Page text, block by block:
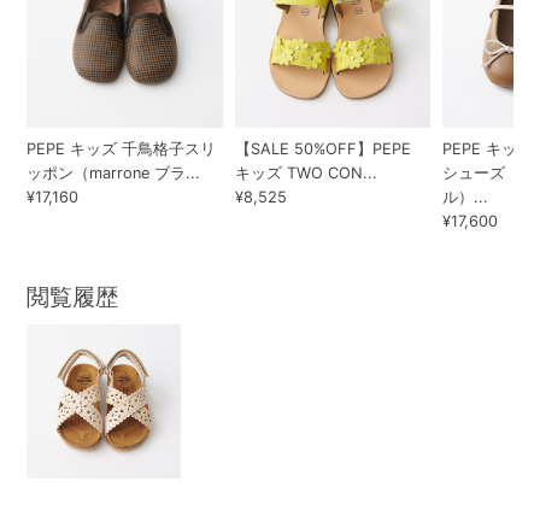
PEPE キッズ 千鳥格子スリ
ッポン（marrone ブラ...
¥17,160
【SALE 50%OFF】PEPE
キッズ TWO CON...
¥8,525
PEPE キッズ
シューズ（
ル）...
¥17,600
閲覧履歴